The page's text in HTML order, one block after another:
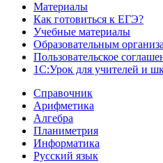
Материалы
Как готовиться к ЕГЭ?
Учебные материалы
Образовательным
Пользовательское
1С:Урок для учителей и
Справочник
Арифметика
Алгебра
Планиметрия
Информатика
Русский язык